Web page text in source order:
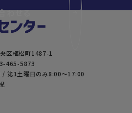
わせる
区植松町1487-1
465-5873
/ 第1土曜日のみ8:00〜17:00